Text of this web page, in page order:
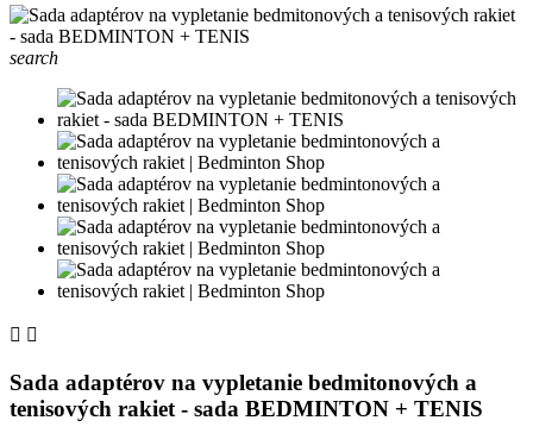
search
 
Sada adaptérov na vypletanie bedmitonových a
tenisových rakiet - sada BEDMINTON + TENIS